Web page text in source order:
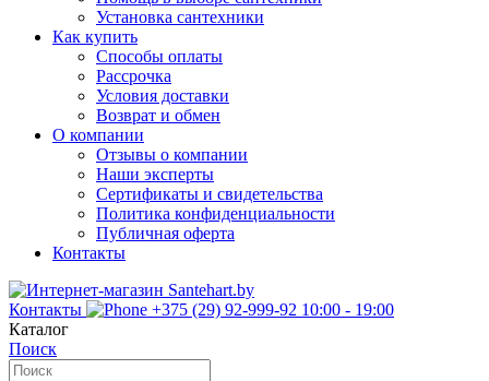
Установка сантехники
Как купить
Способы оплаты
Рассрочка
Условия доставки
Возврат и обмен
О компании
Отзывы о компании
Наши эксперты
Сертификаты и свидетельства
Политика конфиденциальности
Публичная оферта
Контакты
Контакты +375 (29) 92-999-92 10:00 - 19:00
Каталог
Поиск